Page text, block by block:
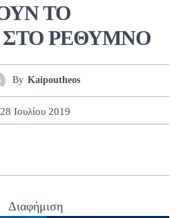
ΤΟ
ΣΤΟ ΡΕΘΥΜΝΟ
By Kaipoutheos
28 Ιουλίου 2019
Διαφήμιση